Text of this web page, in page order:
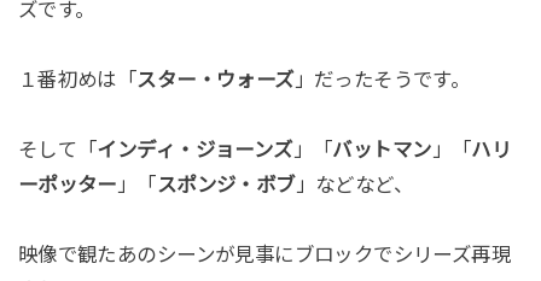
ズです。
１番初めは「スター・ウォーズ」だったそうです。
そして「インディ・ジョーンズ」「バットマン 」「ハリ
ーポッター 」「スポンジ・ボブ」などなど、
映像で観たあのシーンが見事にブロックでシリーズ再現